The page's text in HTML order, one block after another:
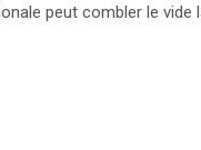
peut combler le vide